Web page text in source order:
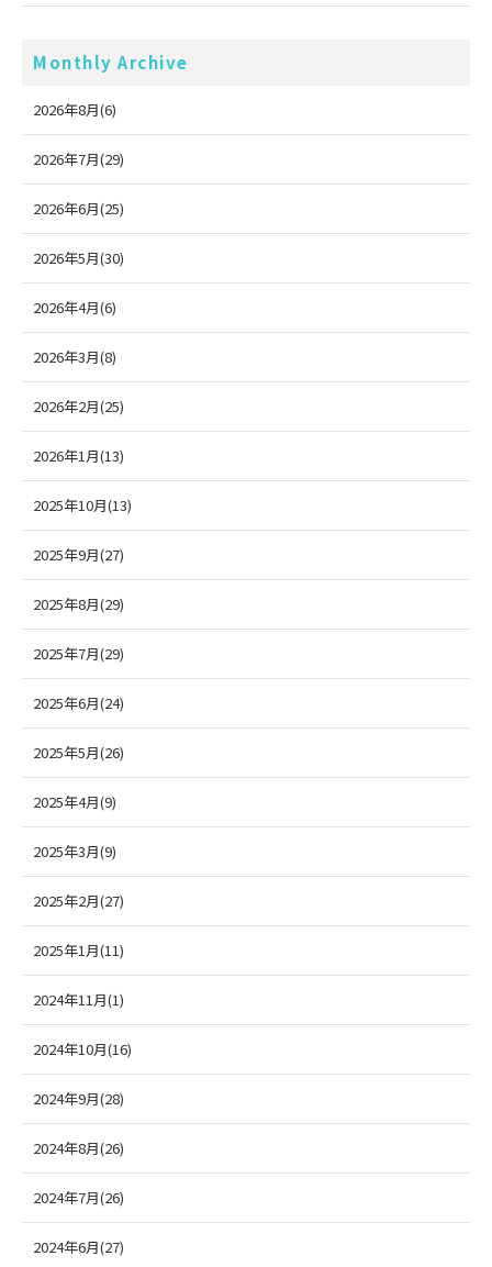
Monthly Archive
2026年8月(6)
2026年7月(29)
2026年6月(25)
2026年5月(30)
2026年4月(6)
2026年3月(8)
2026年2月(25)
2026年1月(13)
2025年10月(13)
2025年9月(27)
2025年8月(29)
2025年7月(29)
2025年6月(24)
2025年5月(26)
2025年4月(9)
2025年3月(9)
2025年2月(27)
2025年1月(11)
2024年11月(1)
2024年10月(16)
2024年9月(28)
2024年8月(26)
2024年7月(26)
2024年6月(27)